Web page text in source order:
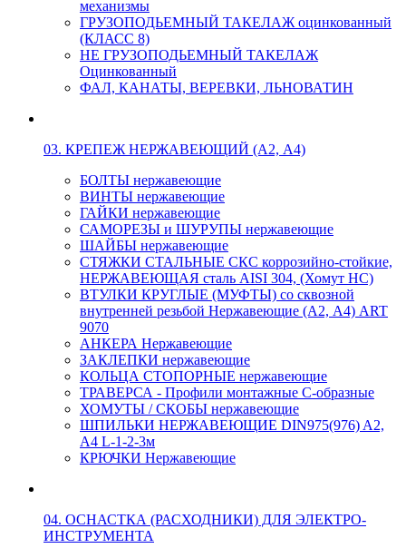
механизмы
ГРУЗОПОДЬЕМНЫЙ ТАКЕЛАЖ оцинкованный
(КЛАСС 8)
НЕ ГРУЗОПОДЬЕМНЫЙ ТАКЕЛАЖ
Оцинкованный
ФАЛ, КАНАТЫ, ВЕРЕВКИ, ЛЬНОВАТИН
03. КРЕПЕЖ НЕРЖАВЕЮЩИЙ (А2, А4)
БОЛТЫ нержавеющие
ВИНТЫ нержавеющие
ГАЙКИ нержавеющие
САМОРЕЗЫ и ШУРУПЫ нержавеющие
ШАЙБЫ нержавеющие
СТЯЖКИ СТАЛЬНЫЕ СКС коррозийно-стойкие,
НЕРЖАВЕЮЩАЯ сталь AISI 304, (Хомут НС)
ВТУЛКИ КРУГЛЫЕ (МУФТЫ) со сквозной
внутренней резьбой Нержавеющие (А2, А4) ART
9070
АНКЕРА Нержавеющие
ЗАКЛЕПКИ нержавеющие
КОЛЬЦА СТОПОРНЫЕ нержавеющие
ТРАВЕРСА - Профили монтажные С-образные
ХОМУТЫ / СКОБЫ нержавеющие
ШПИЛЬКИ НЕРЖАВЕЮЩИЕ DIN975(976) A2,
А4 L-1-2-3м
КРЮЧКИ Нержавеющие
04. ОСНАСТКА (РАСХОДНИКИ) ДЛЯ ЭЛЕКТРО-
ИНСТРУМЕНТА